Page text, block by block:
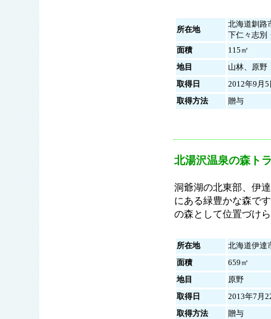
所在地
北海道釧路
下仁々志別
面積
115㎡
地目
山林、原野
取得日
2012年9月5
取得方法
贈与
北湯沢温泉の森ト
洞爺湖の北東部、伊
にある緑豊かな森で
の森として位置づけ
所在地
北海道伊達
面積
659㎡
地目
原野
取得日
2013年7月
取得方法
贈与